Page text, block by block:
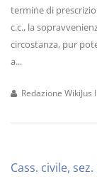
termine di
c.c., la
circostanza, pur
a...
Redazione WikiJus I
Cass. civile,